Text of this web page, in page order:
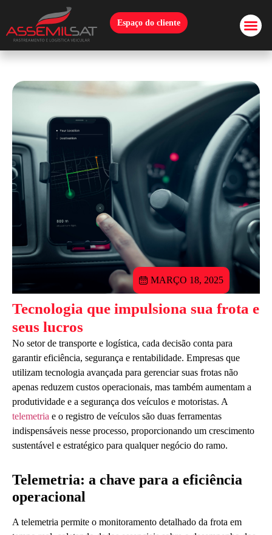
Espaço do cliente
MARÇO 18, 2025
Tecnologia que impulsiona sua frota e
seus lucros
No setor de transporte e logística, cada decisão conta para
garantir eficiência, segurança e rentabilidade. Empresas que
utilizam tecnologia avançada para gerenciar suas frotas não
apenas reduzem custos operacionais, mas também aumentam a
produtividade e a segurança dos veículos e motoristas. A
telemetria e o registro de veículos são duas ferramentas
indispensáveis nesse processo, proporcionando um crescimento
sustentável e estratégico para qualquer negócio do ramo.
Telemetria: a chave para a eficiência
operacional
A telemetria permite o monitoramento detalhado da frota em